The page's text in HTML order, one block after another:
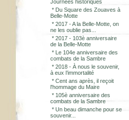
Journées historiques
* Du Square des Zouaves à
Belle-Motte
* 2017 - A la Belle-Motte, on
ne les oublie pas...
* 2017 - 103è anniversaire
de la Belle-Motte
* Le 104e anniversaire des
combats de la Sambre
* 2018 - À nous le souvenir,
à eux l’immortalité
* Cent ans après, il reçoit
l'hommage du Maire
* 105è anniversaire des
combats de la Sambre
* Un beau dimanche pour se
souvenir...